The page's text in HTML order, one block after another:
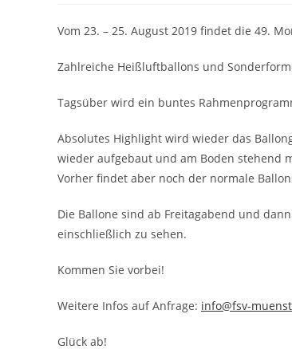
Vom 23. – 25. August 2019 findet die 49.
Zahlreiche Heißluftballons und
Tagsüber wird ein buntes
Absolutes Highlight wird wieder das
wieder aufgebaut und am Boden stehend
Vorher findet aber noch der normale
Die Ballone sind ab Freitagabend und
einschließlich zu sehen.
Kommen Sie vorbei!
Weitere Infos auf Anfrage: info@fsv-
Glück ab!